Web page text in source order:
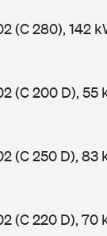
(C 280), 142
(C 200 D), 55
(C 250 D), 83
(C 220 D), 70